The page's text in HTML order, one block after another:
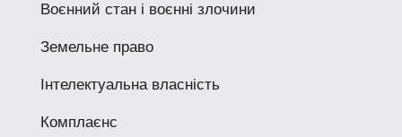
Воєнний стан і воєнні злочини
Земельне право
Інтелектуальна власність
Комплаєнс